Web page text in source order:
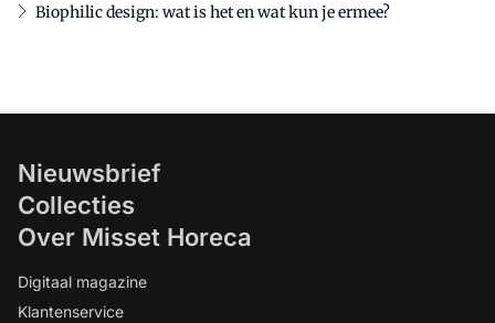
Biophilic design: wat is het en wat kun je ermee?
Nieuwsbrief
Collecties
Over Misset Horeca
Digitaal magazine
Klantenservice